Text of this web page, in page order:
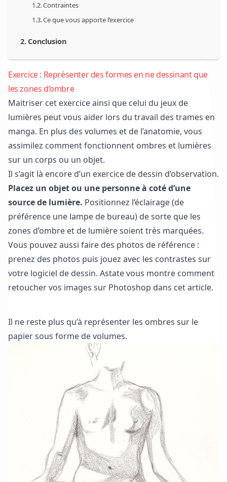
Contraintes
Ce que vous apporte l’exercice
Conclusion
Exercice : Représenter des formes en ne dessinant que
les zones d’ombre
Maitriser cet exercice ainsi que celui du jeux de
lumières peut vous aider lors du travail des trames en
manga. En plus des volumes et de l’anatomie, vous
assimilez comment fonctionnent ombres et lumières
sur un corps ou un objet.
Il s’agit là encore d’un exercice de dessin d’observation.
Placez un objet ou une personne à coté d’une
source de lumière. Positionnez l’éclairage (de
préférence une lampe de bureau) de sorte que les
zones d’ombre et de lumière soient très marquées.
Vous pouvez aussi faire des photos de référence :
prenez des photos puis jouez avec les contrastes sur
votre logiciel de dessin. Astate vous montre comment
retoucher vos images sur Photoshop dans cet article.
Il ne reste plus qu’à représenter les ombres sur le
papier sous forme de volumes.